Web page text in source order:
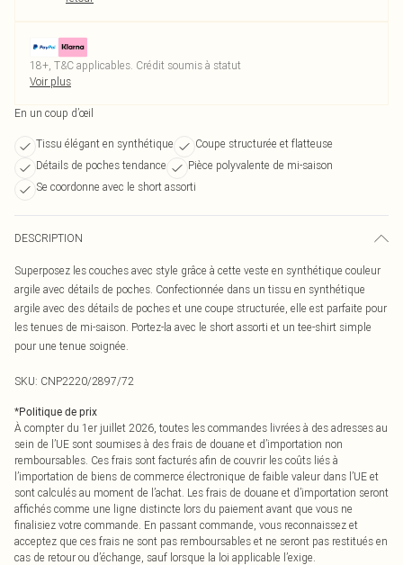
18+, T&C applicables. Crédit soumis à statut
Voir plus
En un coup d’œil
Tissu élégant en synthétique
Coupe structurée et flatteuse
Détails de poches tendance
Pièce polyvalente de mi-saison
Se coordonne avec le short assorti
DESCRIPTION
Superposez les couches avec style grâce à cette veste en synthétique couleur
argile avec détails de poches. Confectionnée dans un tissu en synthétique
argile avec des détails de poches et une coupe structurée, elle est parfaite pour
les tenues de mi-saison. Portez-la avec le short assorti et un tee-shirt simple
pour une tenue soignée.
SKU: CNP2220/2897/72
*Politique de prix
À compter du 1er juillet 2026, toutes les commandes livrées à des adresses au
sein de l’UE sont soumises à des frais de douane et d’importation non
remboursables. Ces frais sont facturés afin de couvrir les coûts liés à
l’importation de biens de commerce électronique de faible valeur dans l’UE et
sont calculés au moment de l’achat. Les frais de douane et d’importation seront
affichés comme une ligne distincte lors du paiement avant que vous ne
finalisiez votre commande. En passant commande, vous reconnaissez et
acceptez que ces frais ne sont pas remboursables et ne seront pas restitués en
cas de retour ou d’échange, sauf lorsque la loi applicable l’exige.